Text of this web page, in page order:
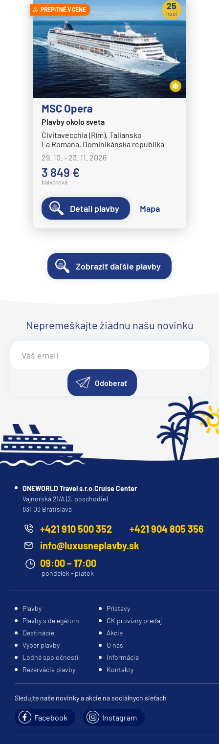
PREPITNÉ V CENE
MSC Opera
Plavby okolo sveta
Civitavecchia (Rím), Taliansko
La Romana, Dominikánska republika
29. 10. - 23. 11. 2026
3 849 €
balkónová
25
nocí
Detail plavby Mapa
Zobraziť ďaľšie plavby
Nepremeškajte žiadnu našu novinku
Odoberať
ONEWORLD Travel s.r.o.Cruise Center
Vajnorská 21/A (2. poschodie)
831 03 Bratislava
+421 910 500 352
+421 904 805 356
info@luxusneplavby.sk
09:00 – 17:00
pondelok - piatok
Plavby
Prístavy
Plavby s delegátom
CK provízny predaj
Destinácie
Akcie
Výber plavby
O nás
Lodné spoločnosti
Informácie
Rezervácia plavby
Kontakty
Sledujte naše novinky a akcie na sociálnych sieťach
Facebook Instagram